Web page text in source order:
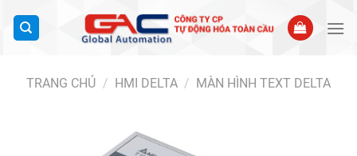
qua
TRANG CHỦ / HMI DELTA / MÀN HÌNH TEXT DELTA